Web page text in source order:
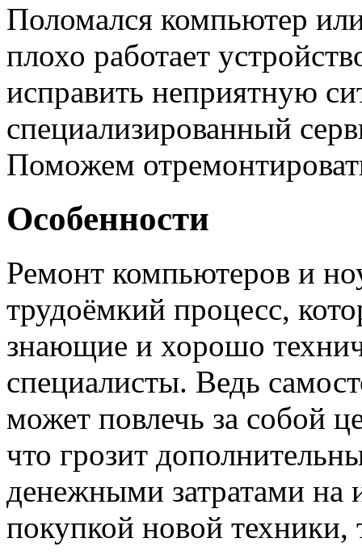
Поломался компьютер
плохо работает
исправить неприятную
специализированный
Поможем
Особенности
Ремонт компьютеров и
трудоёмкий процесс,
знающие и хорошо
специалисты. Ведь
может повлечь за собой
что грозит
денежными затратами на
покупкой новой техники,